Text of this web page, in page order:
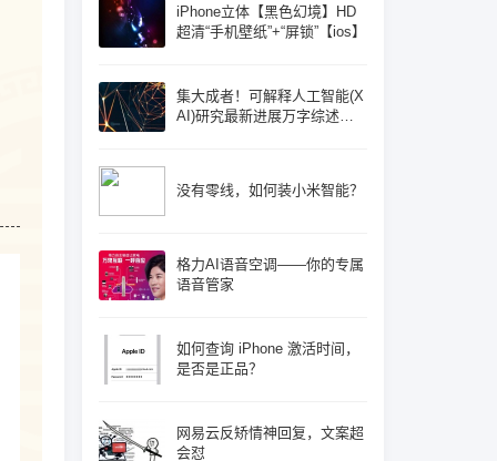
iPhone立体【黑色幻境】HD
超清“手机壁纸”+“屏锁”【ios】
集大成者！可解释人工智能(X
AI)研究最新进展万字综述论
没有零线，如何装小米智能？
格力AI语音空调——你的专属
语音管家
如何查询 iPhone 激活时间，
是否是正品？
网易云反矫情神回复，文案超
会怼